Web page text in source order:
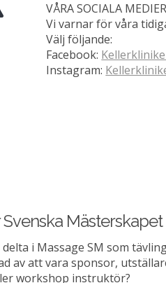
VÅRA SOCIALA
Vi varnar för våra
Välj följande:
Facebook:
Instagram:
Mästerskapet
i Massage SM som
av att vara sponsor,
workshop instruktör?